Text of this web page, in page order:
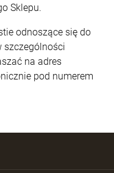
Sklepu.
odnoszące się do
szczególności
na adres
pod numerem